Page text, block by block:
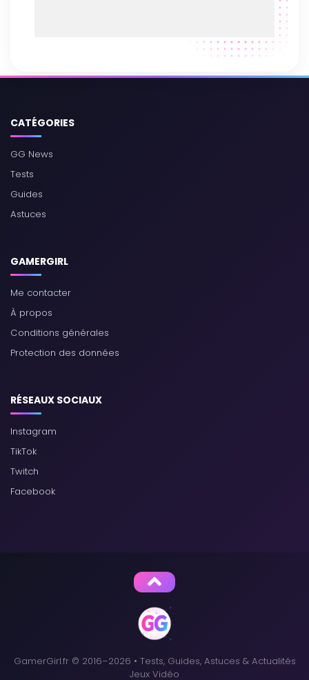
CATÉGORIES
GG News
Tests
Guides
Astuces
GAMERGIRL
Me contacter
À propos
Conditions générales
Protection des données
RÉSEAUX SOCIAUX
Instagram
TikTok
Twitch
Facebook
GamerGirl.fr © 2016–2026 • Tests, Guides, Astuces & Actualités
Jeux Vidéo